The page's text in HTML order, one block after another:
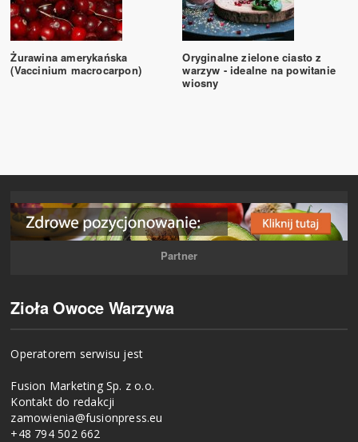
Żurawina amerykańska
(Vaccinium macrocarpon)
Oryginalne zielone ciasto z
warzyw - idealne na powitanie
wiosny
Partner
Zioła Owoce Warzywa
Operatorem serwisu jest
Fusion Marketing Sp. z o.o.
Kontakt do redakcji
zamowienia@fusionpress.eu
+48 794 502 662